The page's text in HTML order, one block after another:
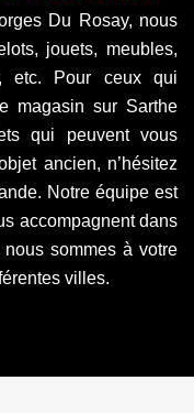
Du Rosay, nous
jouets, meubles,
etc. Pour ceux qui
magasin sur Sarthe
qui peuvent vous
ancien, n’hésitez
Notre équipe est
accompagnent dans
sommes à votre
villes.